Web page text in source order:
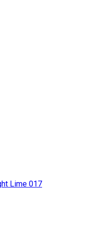
Lime 017